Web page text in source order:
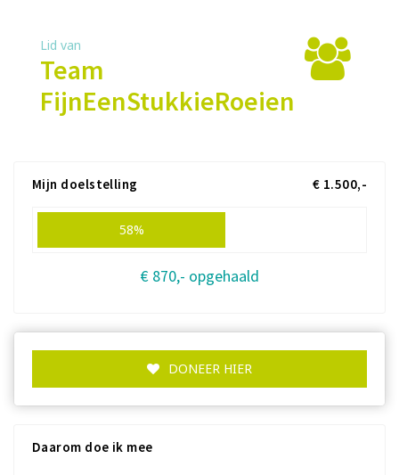
Lid van
Team
FijnEenStukkieRoeien
Mijn doelstelling € 1.500,-
58%
€ 870,- opgehaald
DONEER HIER
Daarom doe ik mee